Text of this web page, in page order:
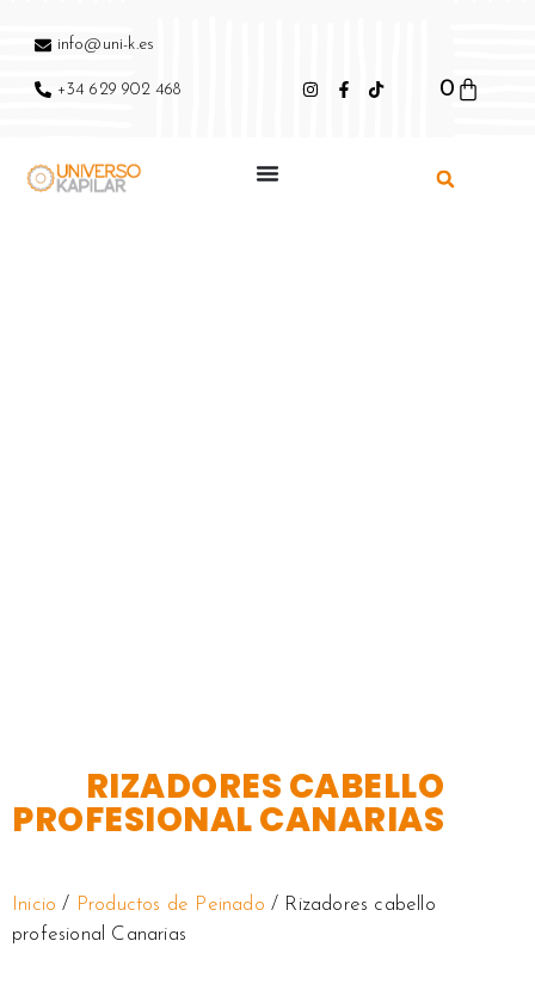
info@uni-k.es
+34 629 902 468 0
RIZADORES CABELLO
PROFESIONAL CANARIAS
Inicio / Productos de Peinado / Rizadores cabello
profesional Canarias